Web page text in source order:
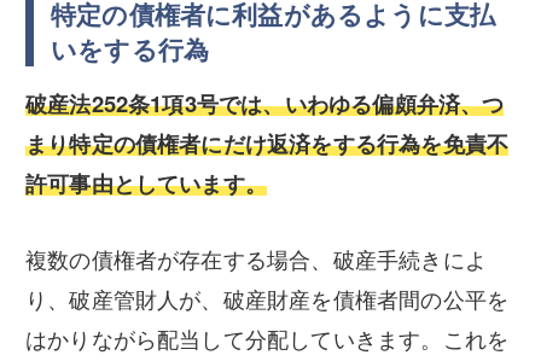
特定の債権者に利益があるように支払
いをする行為
破産法252条1項3号では、いわゆる偏頗弁済、つ
まり特定の債権者にだけ返済をする行為を免責不
許可事由としています。
複数の債権者が存在する場合、破産手続きによ
り、破産管財人が、破産財産を債権者間の公平を
はかりながら配当して分配していきます。これを